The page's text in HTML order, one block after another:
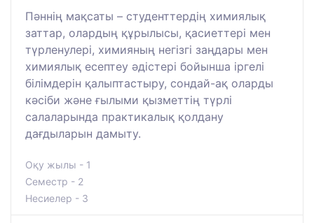
Пәннің мақсаты – студенттердің химиялық
заттар, олардың құрылысы, қасиеттері мен
түрленулері, химияның негізгі заңдары мен
химиялық есептеу әдістері бойынша іргелі
білімдерін қалыптастыру, сондай-ақ оларды
кәсіби және ғылыми қызметтің түрлі
салаларында практикалық қолдану
дағдыларын дамыту.
Оқу жылы - 1
Семестр - 2
Несиелер - 3